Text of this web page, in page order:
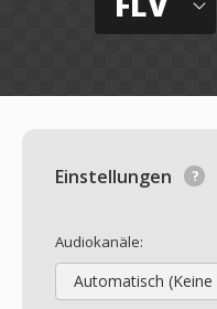
Einstellungen
Audiokanäle:
Automatisch (Keine